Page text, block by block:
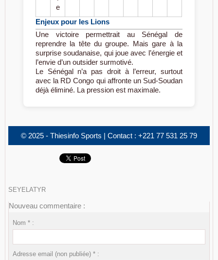
e
Enjeux pour les Lions
Une victoire permettrait au Sénégal de
reprendre la tête du groupe. Mais gare à la
surprise soudanaise, qui joue avec l’énergie et
l’envie d’un outsider surmotivé.
Le Sénégal n’a pas droit à l’erreur, surtout
avec la RD Congo qui affronte un Sud-Soudan
déjà éliminé. La pression est maximale.
© 2025 - Thiesinfo Sports | Contact : +221 77 531 25 79
SEYELATYR
Nouveau commentaire :
Nom * :
Adresse email (non publiée) * :